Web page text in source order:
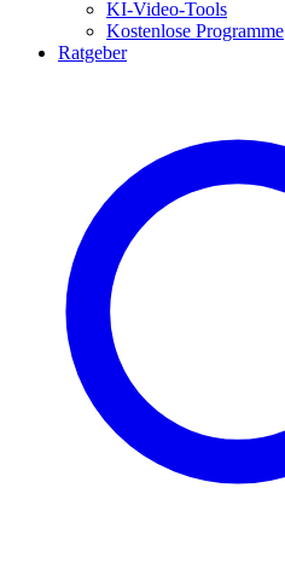
KI-Video-Tools
Kostenlose Programme
Ratgeber